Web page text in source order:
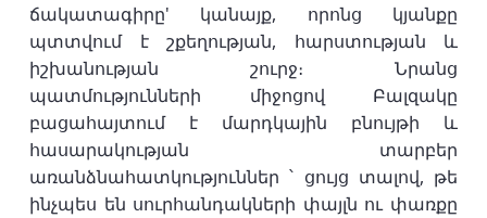
ճակատագիրը' կանայք, որոնց կյանքը
պտտվում է շքեղության, հարստության և
իշխանության շուրջ։ Նրանց
պատմությունների միջոցով Բալզակը
բացահայտում է մարդկային բնույթի և
հասարակության տարբեր
առանձնահատկություններ ՝ ցույց տալով, թե
ինչպես են սուրհանդակների փայլն ու փառքը